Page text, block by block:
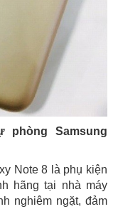
Samsung
Note 8 là phụ kiện
hãng tại nhà máy
nghiêm ngặt, đảm